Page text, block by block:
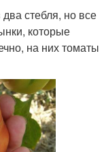
стебля, но все
которые
на них томаты